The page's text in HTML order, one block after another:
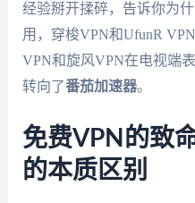
经验掰开揉碎，告诉你为
用，穿梭VPN和UfunR
VPN和旋风VPN在电视端
转向了番茄加速器。
免费VPN的致
的本质区别